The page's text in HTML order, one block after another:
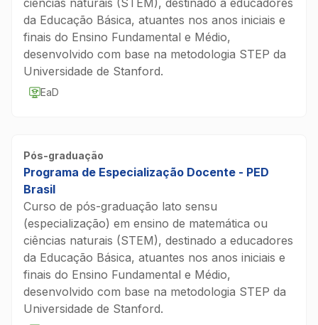
ciências naturais (STEM), destinado a educadores
da Educação Básica, atuantes nos anos iniciais e
finais do Ensino Fundamental e Médio,
desenvolvido com base na metodologia STEP da
Universidade de Stanford.
EaD
Pós-graduação
Programa de Especialização Docente - PED
Brasil
Curso de pós-graduação lato sensu
(especialização) em ensino de matemática ou
ciências naturais (STEM), destinado a educadores
da Educação Básica, atuantes nos anos iniciais e
finais do Ensino Fundamental e Médio,
desenvolvido com base na metodologia STEP da
Universidade de Stanford.